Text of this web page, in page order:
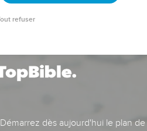
dès aujourd'hui le plan
refuser